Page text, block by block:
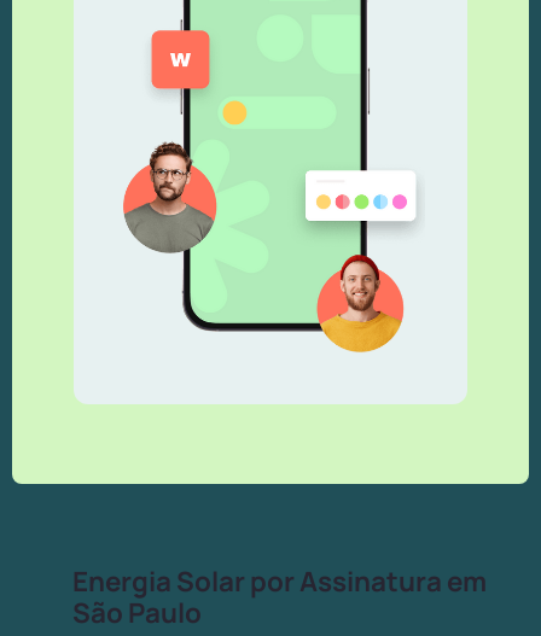
Energia Solar por Assinatura em
São Paulo